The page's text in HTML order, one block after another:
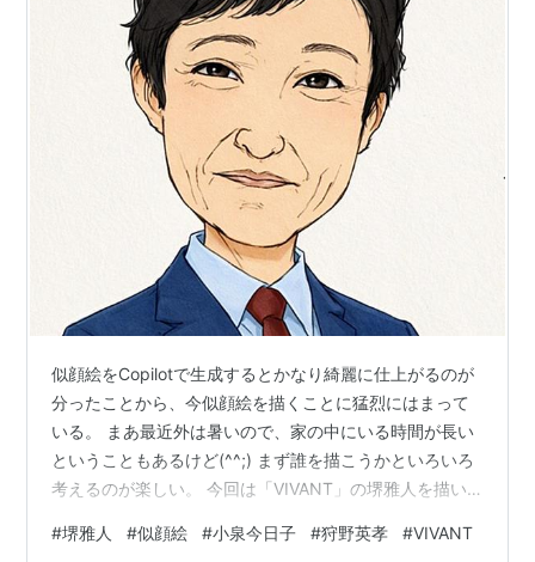
孤独の賭け〜愛しき人よ〜（2007年4月 - 6月、
TBS） - 蒔田二郎 役
篤姫 （2008年、NHK） - 徳川家定（家祥） 役
世にも奇妙な物語 08春の特別編「フラッシュバッ
ク」（2008年4月、フジテレビ） - 主演・良雄 役
テレビ朝日開局50周年記念ドラマスペシャル 「氷の
華」（2008年9月、テレビ朝日） - 瀬野隆之 役
パナソニックドラマスペシャル 「あるがままの君で
いて」（2008年11月、TBS） - 主演・榎本靖 役
志摩野鷹也 役
官僚たちの夏（2009年7月 - 9月、TBS） - 庭野貴久
役 （モデルは三宅幸夫）
ジョーカー 許されざる捜査官（2010年7月 - 9月、フ
ヒューマンドラマスペシャル 「ニセ医者と呼ばれて
似顔絵をCopilotで生成するとかなり綺麗に仕上がるのが
分ったことから、今似顔絵を描くことに猛烈にはまって
いる。 まあ最近外は暑いので、家の中にいる時間が長い
ということもあるけど(^^;) まず誰を描こうかといろいろ
考えるのが楽しい。 今回は「VIVANT」の堺雅人を描い
写実的になりすぎて面白味はないんだけど、綺麗に仕上
#堺雅人 #似顔絵 #小泉今日子 #狩野英孝 #VIVANT